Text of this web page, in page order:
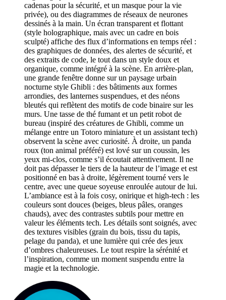
cadenas pour la sécurité, et un masque pour la vie
privée), ou des diagrammes de réseaux de neurones
dessinés à la main. Un écran transparent et flottant
(style holographique, mais avec un cadre en bois
sculpté) affiche des flux d’informations en temps réel :
des graphiques de données, des alertes de sécurité, et
des extraits de code, le tout dans un style doux et
organique, comme intégré à la scène. En arrière-plan,
une grande fenêtre donne sur un paysage urbain
nocturne style Ghibli : des bâtiments aux formes
arrondies, des lanternes suspendues, et des néons
bleutés qui reflètent des motifs de code binaire sur les
murs. Une tasse de thé fumant et un petit robot de
bureau (inspiré des créatures de Ghibli, comme un
mélange entre un Totoro miniature et un assistant tech)
observent la scène avec curiosité. À droite, un panda
roux (ton animal préféré) est lové sur un coussin, les
yeux mi-clos, comme s’il écoutait attentivement. Il ne
doit pas dépasser le tiers de la hauteur de l’image et est
positionné en bas à droite, légèrement tourné vers le
centre, avec une queue soyeuse enroulée autour de lui.
L’ambiance est à la fois cosy, onirique et high-tech : les
couleurs sont douces (beiges, bleus pâles, oranges
chauds), avec des contrastes subtils pour mettre en
valeur les éléments tech. Les détails sont soignés, avec
des textures visibles (grain du bois, tissu du tapis,
pelage du panda), et une lumière qui crée des jeux
d’ombres chaleureuses. Le tout respire la sérénité et
l’inspiration, comme un moment suspendu entre la
magie et la technologie.